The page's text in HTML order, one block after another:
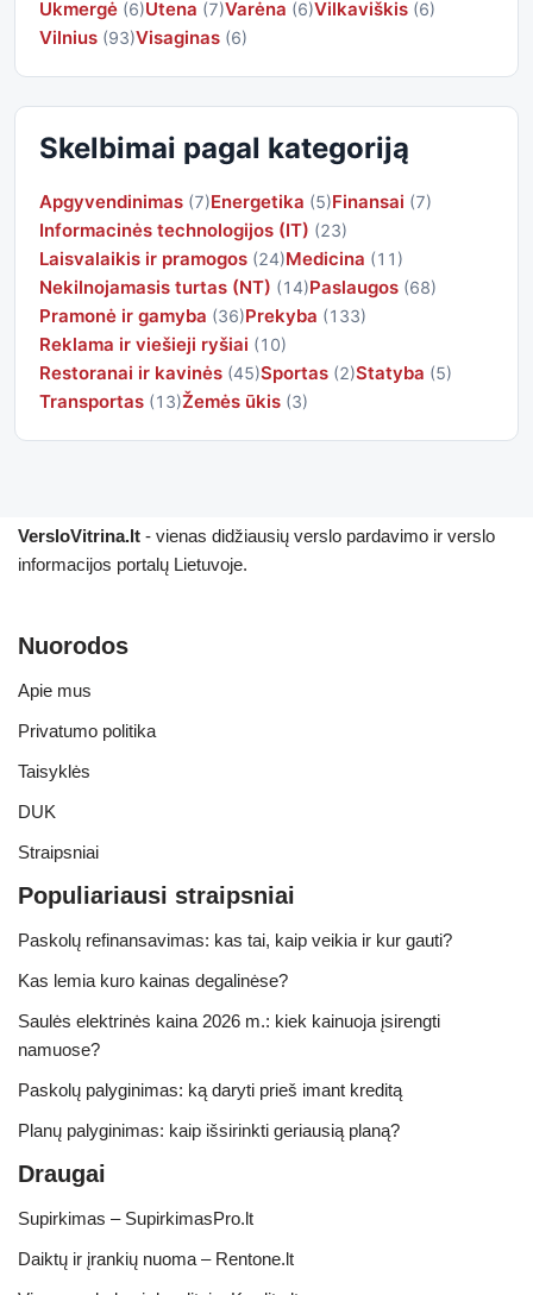
Ukmergė (6)Utena (7)Varėna (6)Vilkaviškis (6)
Vilnius (93)Visaginas (6)
Skelbimai pagal kategoriją
Apgyvendinimas (7)Energetika (5)Finansai (7)
Informacinės technologijos (IT) (23)
Laisvalaikis ir pramogos (24)Medicina (11)
Nekilnojamasis turtas (NT) (14)Paslaugos (68)
Pramonė ir gamyba (36)Prekyba (133)
Reklama ir viešieji ryšiai (10)
Restoranai ir kavinės (45)Sportas (2)Statyba (5)
Transportas (13)Žemės ūkis (3)
VersloVitrina.lt - vienas didžiausių verslo pardavimo ir verslo
informacijos portalų Lietuvoje.
Nuorodos
Apie mus
Privatumo politika
Taisyklės
DUK
Straipsniai
Populiariausi straipsniai
Paskolų refinansavimas: kas tai, kaip veikia ir kur gauti?
Kas lemia kuro kainas degalinėse?
Saulės elektrinės kaina 2026 m.: kiek kainuoja įsirengti
namuose?
Paskolų palyginimas: ką daryti prieš imant kreditą
Planų palyginimas: kaip išsirinkti geriausią planą?
Draugai
Supirkimas – SupirkimasPro.lt
Daiktų ir įrankių nuoma – Rentone.lt